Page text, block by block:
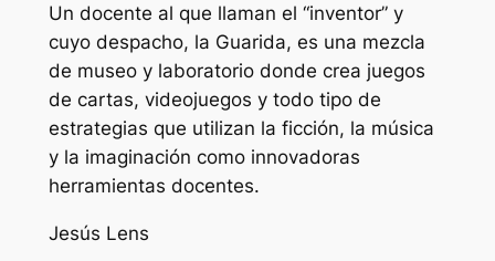
Un docente al que llaman el “inventor” y
cuyo despacho, la Guarida, es una mezcla
de museo y laboratorio donde crea juegos
de cartas, videojuegos y todo tipo de
estrategias que utilizan la ficción, la música
y la imaginación como innovadoras
herramientas docentes.
Jesús Lens